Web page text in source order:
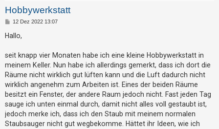
R
e
g
i
s
t
r
i
e
r
e
Hobbywerkstatt
B
i
t
a
g
12 Dez 2022 13:07
Hallo,
seit knapp vier Monaten habe ich eine kleine Hobbywerkstatt in
meinem Keller. Nun habe ich allerdings gemerkt, dass ich dort die
Räume nicht wirklich gut lüften kann und die Luft dadurch nicht
wirklich angenehm zum Arbeiten ist. Eines der beiden Räume
besitzt ein Fenster, der andere Raum jedoch nicht. Fast jeden Tag
sauge ich unten einmal durch, damit nicht alles voll gestaubt ist,
jedoch merke ich, dass ich den Staub mit meinem normalen
Staubsauger nicht gut wegbekomme. Hättet ihr Ideen, wie ich